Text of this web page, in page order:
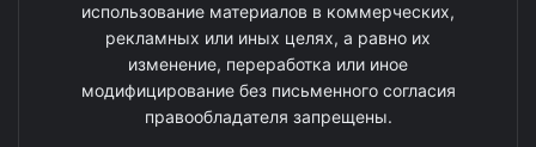
использование материалов в коммерческих,
рекламных или иных целях, а равно их
изменение, переработка или иное
модифицирование без письменного согласия
правообладателя запрещены.